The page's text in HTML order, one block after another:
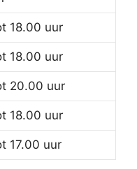
18.00 uur
18.00 uur
20.00 uur
18.00 uur
17.00 uur